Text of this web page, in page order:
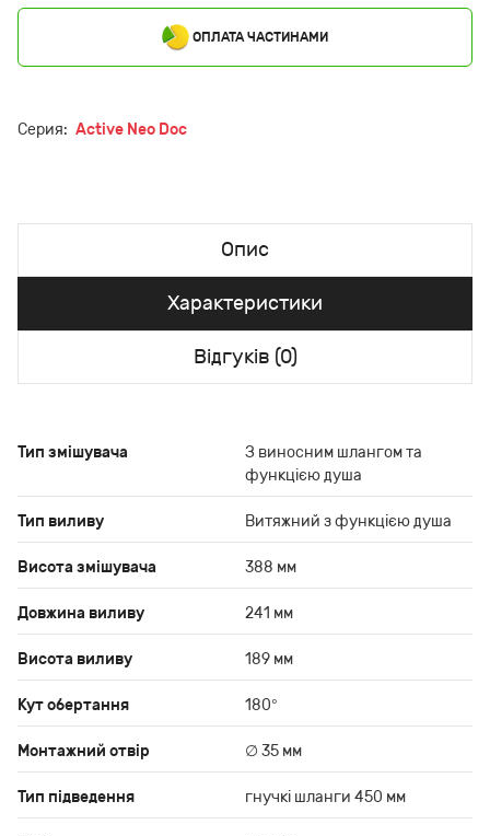
ОПЛАТА ЧАСТИНАМИ
Серия: Active Neo Doc
Опис
Характеристики
Відгуків (0)
Тип змішувача
З виносним шлангом та
функцією душа
Тип виливу Витяжний з функцією душа
Висота змішувача 388 мм
Довжина виливу 241 мм
Висота виливу 189 мм
Кут обертання 180°
Монтажний отвір ∅ 35 мм
Тип підведення гнучкі шланги 450 мм